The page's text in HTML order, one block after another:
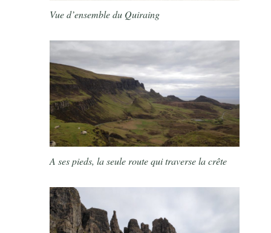
Vue d’ensemble du Quiraing
A ses pieds, la seule route qui traverse la crête